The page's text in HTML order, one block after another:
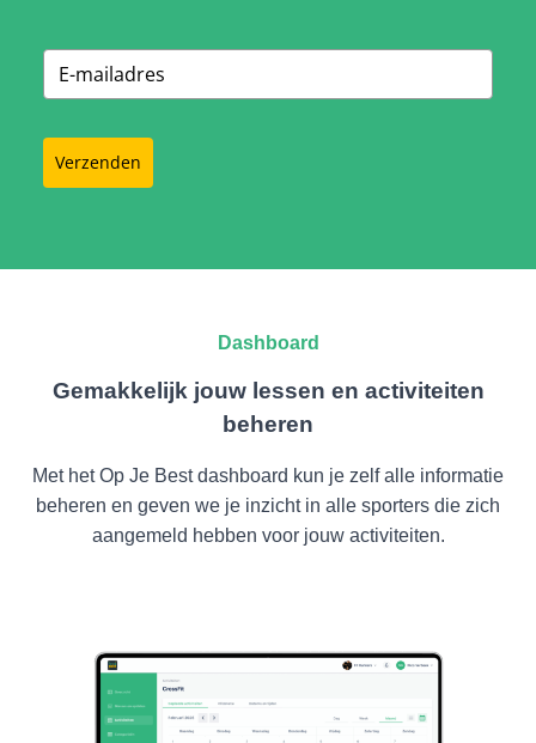
Verzenden
Dashboard
Gemakkelijk jouw lessen en activiteiten
beheren
Met het Op Je Best dashboard kun je zelf alle informatie
beheren en geven we je inzicht in alle sporters die zich
aangemeld hebben voor jouw activiteiten.